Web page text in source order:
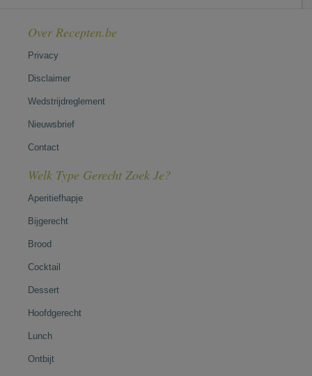
Over Recepten.be
Privacy
Disclaimer
Wedstrijdreglement
Nieuwsbrief
Contact
Welk Type Gerecht Zoek Je?
Aperitiefhapje
Bijgerecht
Brood
Cocktail
Dessert
Hoofdgerecht
Lunch
Ontbijt